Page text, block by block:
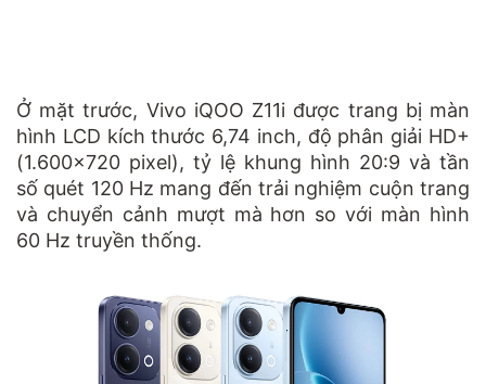
Ở mặt trước, Vivo iQOO Z11i được trang bị màn
hình LCD kích thước 6,74 inch, độ phân giải HD+
(1.600x720 pixel), tỷ lệ khung hình 20:9 và tần
số quét 120 Hz mang đến trải nghiệm cuộn trang
và chuyển cảnh mượt mà hơn so với màn hình
60 Hz truyền thống.